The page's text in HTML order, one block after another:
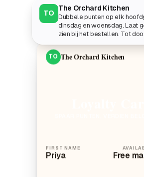
TO
The Orchard Kitchen
Dubbele punten op elk
dinsdag en woensdag. Laat
zien bij het bestellen. Tot
TO The Orchard Kitchen
FIRST NAME
Priya Free